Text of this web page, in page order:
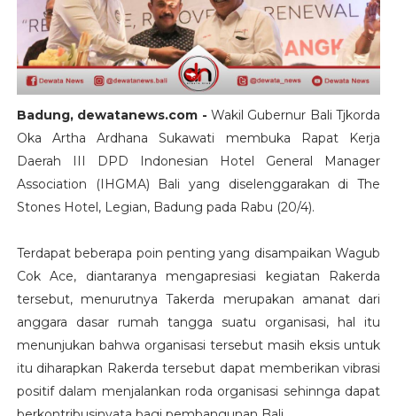
Badung, dewatanews.com - Wakil Gubernur Bali Tjkorda
Oka Artha Ardhana Sukawati membuka Rapat Kerja
Daerah III DPD Indonesian Hotel General Manager
Association (IHGMA) Bali yang diselenggarakan di The
Stones Hotel, Legian, Badung pada Rabu (20/4).
Terdapat beberapa poin penting yang disampaikan Wagub
Cok Ace, diantaranya mengapresiasi kegiatan Rakerda
tersebut, menurutnya Takerda merupakan amanat dari
anggara dasar rumah tangga suatu organisasi, hal itu
menunjukan bahwa organisasi tersebut masih eksis untuk
itu diharapkan Rakerda tersebut dapat memberikan vibrasi
positif dalam menjalankan roda organisasi sehinnga dapat